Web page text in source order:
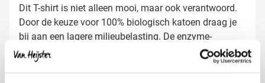
Dit T-shirt is niet alleen mooi, maar ook verantwoord.
Door de keuze voor 100% biologisch katoen draag je
bij aan een lagere milieubelasting. De enzyme-
behandeling zorgt daarnaast voor dat extra zachte
gevoel tegen de huid, wat het draagcomfort